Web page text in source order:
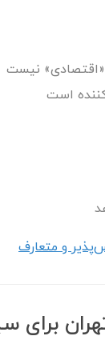
نیست
است
و متعارف
برای